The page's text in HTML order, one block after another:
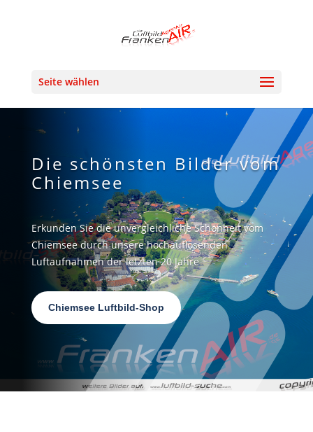
Seite wählen
Die schönsten Bilder vom
Chiemsee
Erkunden Sie die unvergleichliche Schönheit vom
Chiemsee durch unsere hochauflösenden
Luftaufnahmen der letzten 20 Jahre
Chiemsee Luftbild-Shop